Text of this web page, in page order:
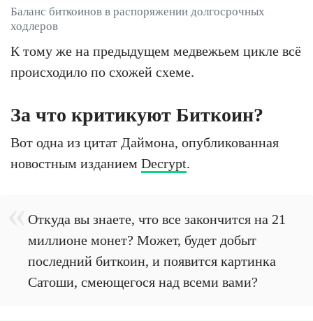
Баланс биткоинов в распоряжении долгосрочных
ходлеров
К тому же на предыдущем медвежьем цикле всё
происходило по схожей схеме.
За что критикуют Биткоин?
Вот одна из цитат Даймона, опубликованная
новостным изданием Decrypt.
Откуда вы знаете, что все закончится на 21
миллионе монет? Может, будет добыт
последний биткоин, и появится картинка
Сатоши, смеющегося над всеми вами?